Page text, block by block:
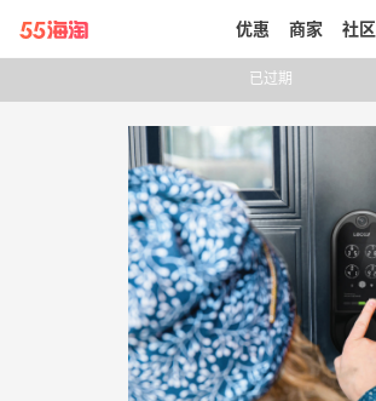
带你去官网买正品
优惠 商家 社区
已过期